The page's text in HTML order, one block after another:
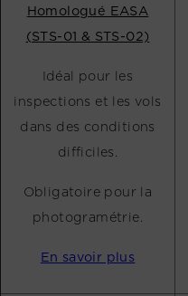
Homologué EASA
(STS-01 & STS-02)
Idéal pour les
inspections et les vols
dans des conditions
difficiles.
Obligatoire pour la
photogramétrie.
En savoir plus